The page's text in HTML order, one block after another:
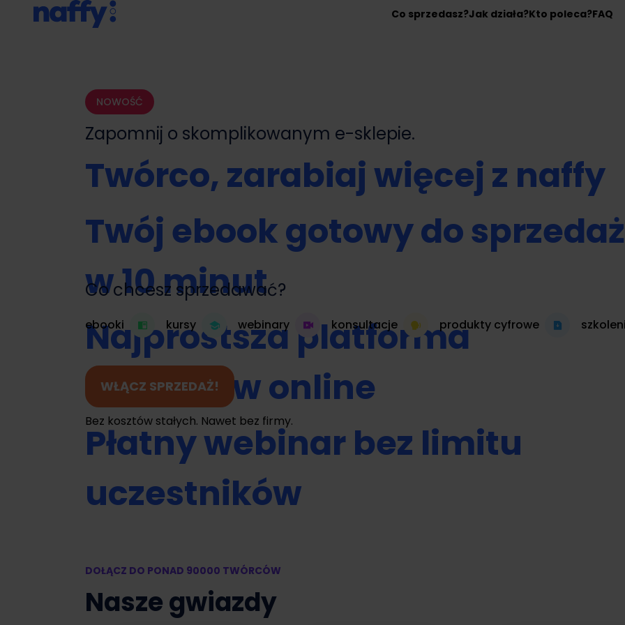
Co sprzedasz?Jak działa?Kto poleca?FAQ
NOWOŚĆ
Zapomnij o skomplikowanym e-sklepie.
Twórco, zarabiaj więcej z naffy
Twój ebook gotowy do
w 10 minut
Najprostsza platforma
do kursów online
Płatny webinar bez limitu
uczestników
Zamień swój produkt cyfrowy
Co chcesz sprzedawać?
ebooki kursy webinary konsultacje produkty cyfrowe
WŁĄCZ SPRZEDAŻ!
Bez kosztów stałych. Nawet bez firmy.
DOŁĄCZ DO PONAD 90000 TWÓRCÓW
Nasze gwiazdy